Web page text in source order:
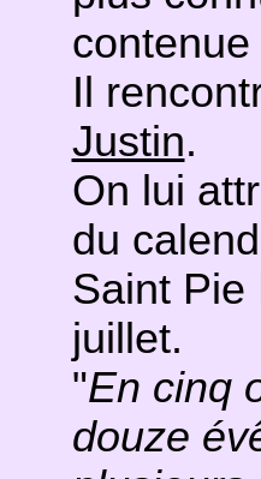
Il
Justin.
On lui
du
Saint Pie
juillet.
"En cinq
douze